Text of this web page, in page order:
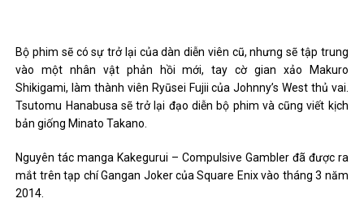
Bộ phim sẽ có sự trở lại của dàn diễn viên cũ, nhưng sẽ tập trung
vào một nhân vật phản hồi mới, tay cờ gian xảo Makuro
Shikigami, làm thành viên Ryūsei Fujii của Johnny’s West thủ vai.
Tsutomu Hanabusa sẽ trở lại đạo diễn bộ phim và cũng viết kịch
bản giống Minato Takano.
Nguyên tác manga Kakegurui – Compulsive Gambler đã được ra
mắt trên tạp chí Gangan Joker của Square Enix vào tháng 3 năm
2014.